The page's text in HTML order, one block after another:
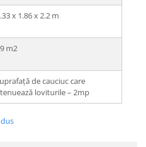
x 1.86 x 2.2 m
m2
de cauciuc care
loviturile – 2mp